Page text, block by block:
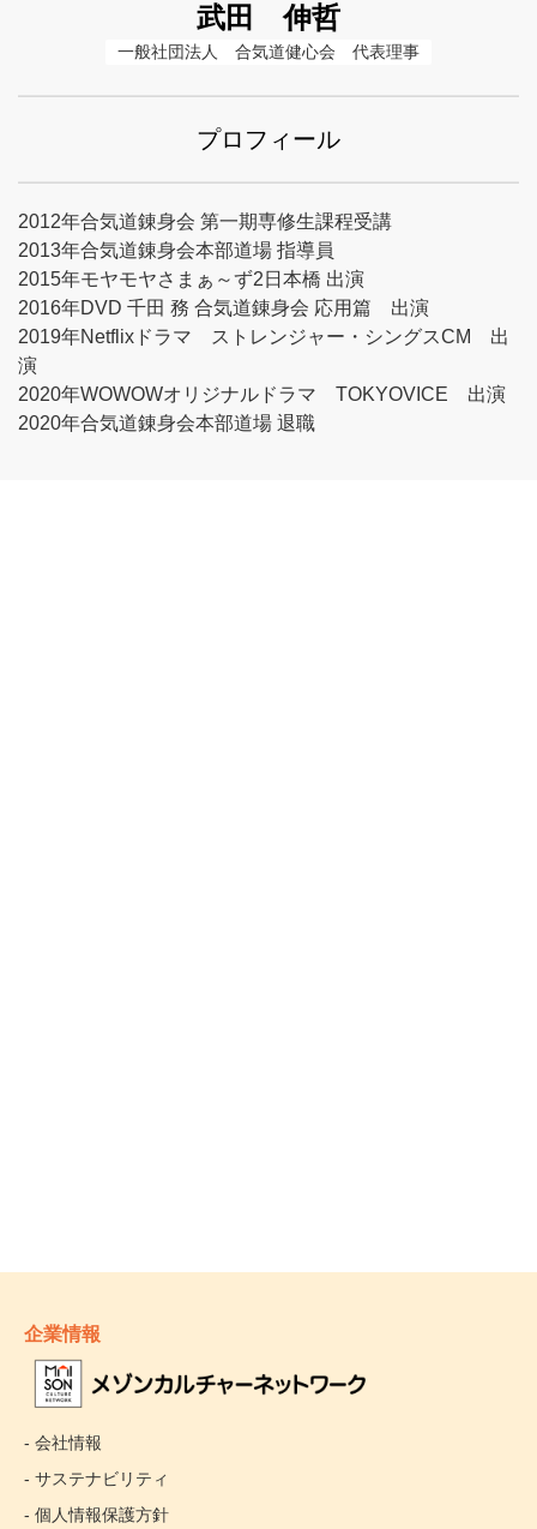
武田 伸哲
一般社団法人　合気道健心会　代表理事
プロフィール
2012年合気道錬身会 第一期専修生課程受講
2013年合気道錬身会本部道場 指導員
2015年モヤモヤさまぁ～ず2日本橋 出演
2016年DVD 千田 務 合気道錬身会 応用篇 出演
2019年Netflixドラマ ストレンジャー・シングスCM 出
演
2020年WOWOWオリジナルドラマ TOKYOVICE 出演
2020年合気道錬身会本部道場 退職
企業情報
- 会社情報
- サステナビリティ
- 個人情報保護方針